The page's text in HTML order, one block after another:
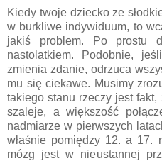
Kiedy twoje dziecko ze
w burkliwe indywiduum, to
jakiś problem. Po prostu
nastolatkiem. Podobnie,
zmienia zdanie, odrzuca
mu się ciekawe. Musimy
takiego stanu rzeczy jest
szaleje, a większość
nadmiarze w pierwszych
właśnie pomiędzy 12. a 17.
mózg jest w nieustannej